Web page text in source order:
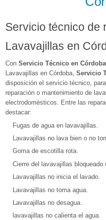
Servicio técnico de
Lavavajillas en
Con Servicio Técnico en Córdoba
Lavavajillas en Córdoba, Servicio
disposición el servicio técnico,
reparación o mantenimiento de
electrodomésticos. Entre las
destacar:
Fugas de agua en lavavajillas.
Lavavajillas no lava bien o no
Goma de escotilla rota.
Cierre del lavavajillas bloqueado
Lavavajillas no inicia el lavado.
Lavavajillas no toma agua.
Lavavajillas no desagua.
lavavajillas no calienta el agua.